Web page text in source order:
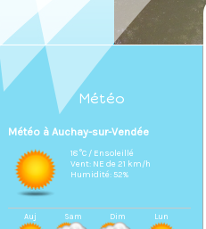
Météo
Météo à Auchay-sur-Vendée
18 °C / Ensoleillé
Vent: NE de 21 km/h
Humidité: 52%
Auj Sam Dim Lun